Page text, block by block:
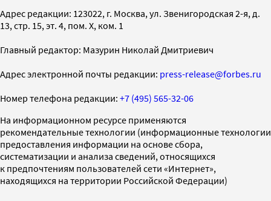
Адрес редакции: 123022, г. Москва, ул. Звенигородская 2-я, д.
13, стр. 15, эт. 4, пом. X, ком. 1
Главный редактор: Мазурин Николай Дмитриевич
Адрес электронной почты редакции: press-release@forbes.ru
Номер телефона редакции: +7 (495) 565-32-06
На информационном ресурсе применяются
рекомендательные технологии (информационные технологии
предоставления информации на основе сбора,
систематизации и анализа сведений, относящихся
к предпочтениям пользователей сети «Интернет»,
находящихся на территории Российской Федерации)